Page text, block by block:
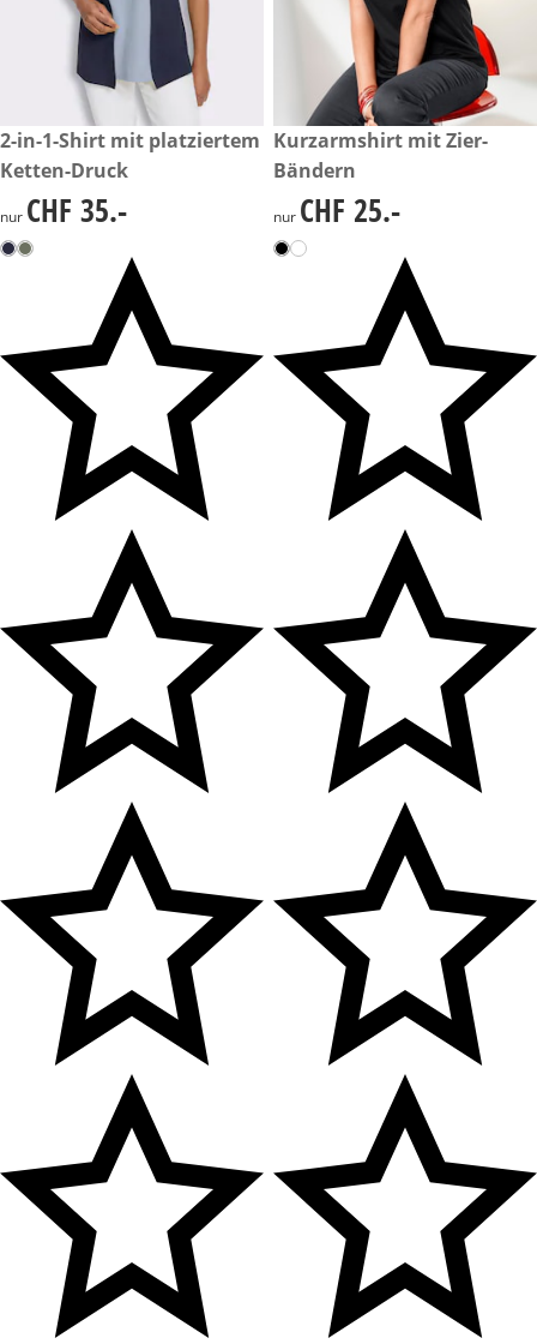
CHF 35.-
2-in-1-Shirt mit platziertem
Ketten-Druck
CHF 35.-
nur CHF 35.-
CHF 25.-
Kurzarmshirt mit Zier-
Bändern
CHF 25.-
nur CHF 25.-